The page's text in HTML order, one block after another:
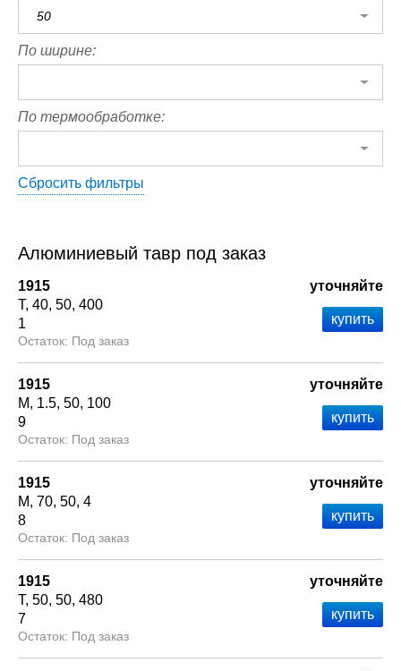
50
По ширине:
По термообработке:
Сбросить фильтры
Алюминиевый тавр под заказ
1915
Т 40 50 400
1
Под заказ
уточняйте
1915
М
1.5 50 100
9
Под заказ
уточняйте
1915
М 70 50 4
8
Под заказ
уточняйте
1915
Т 50 50 480
7
Под заказ
уточняйте